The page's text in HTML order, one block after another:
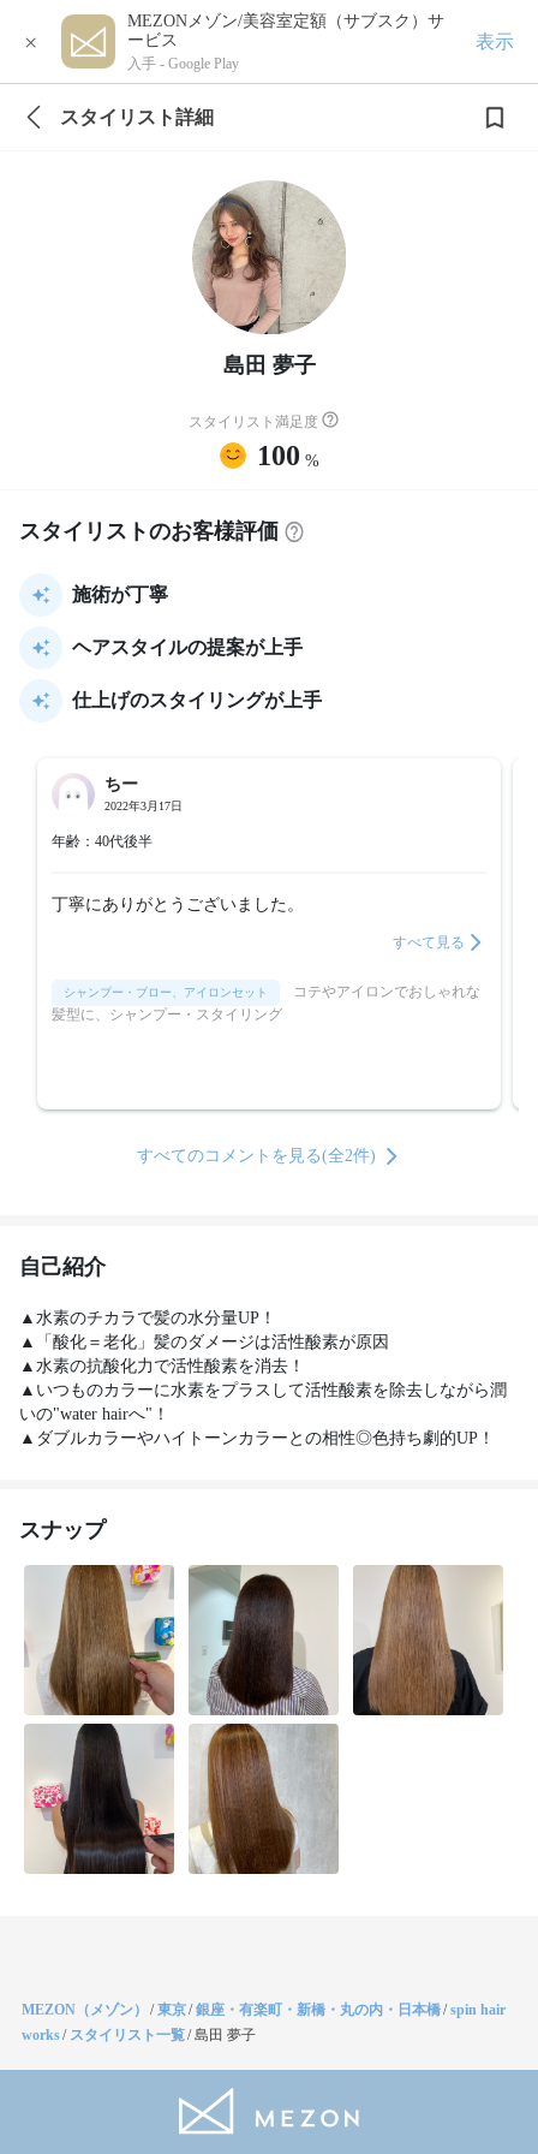
×
MEZONメゾン/美容室定額（サブスク）サ
ービス
入手 - Google Play
表示
スタイリスト詳細
島田 夢子
スタイリスト満足度
100 %
スタイリストのお客様評価
施術が丁寧
ヘアスタイルの提案が上手
仕上げのスタイリングが上手
ちー
2022年3月17日
年齢：40代後半
丁寧にありがとうございました。
すべて見る
シャンプー・ブロー、アイロンセット
髪型に、シャンプー・スタイリング
すべてのコメントを見る(全2件)
自己紹介
▲水素のチカラで髪の水分量UP！
▲「酸化＝老化」髪のダメージは活性酸素が原因
▲水素の抗酸化力で活性酸素を消去！
▲いつものカラーに水素をプラスして活性酸素を除去しながら潤
いの"water hairへ"！
▲ダブルカラーやハイトーンカラーとの相性◎色持ち劇的UP！
スナップ
MEZON（メゾン） /東京/銀座・有楽町・新橋・丸の内・日本橋/spin hair
works/ スタイリスト一覧/島田 夢子